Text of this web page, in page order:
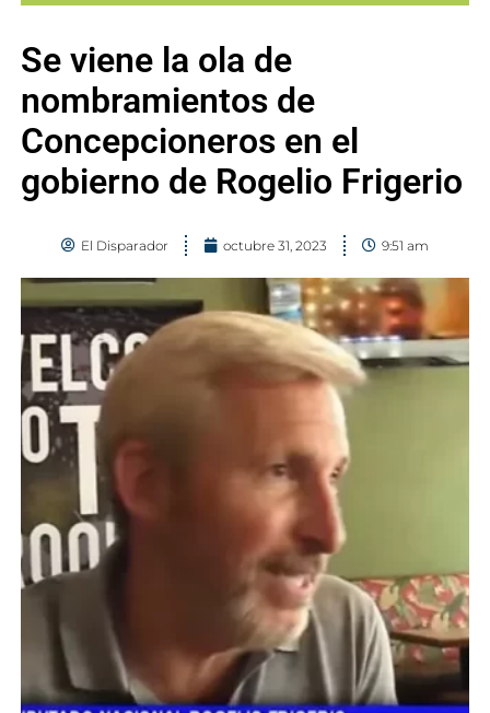
Se viene la ola de
nombramientos de
Concepcioneros en el
gobierno de Rogelio Frigerio
El Disparador octubre 31, 2023 9:51 am